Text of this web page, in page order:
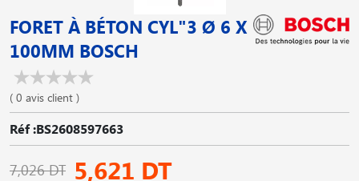
FORET À BÉTON CYL"3 Ø 6 X
100MM BOSCH
( 0 avis client )
Réf :BS2608597663
7,026 DT 5,621 DT